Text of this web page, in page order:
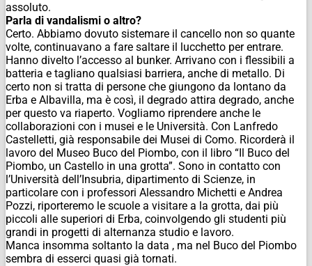
assoluto.
Parla di vandalismi o altro?
Certo. Abbiamo dovuto sistemare il cancello non so quante
volte, continuavano a fare saltare il lucchetto per entrare.
Hanno divelto l’accesso al bunker. Arrivano con i flessibili a
batteria e tagliano qualsiasi barriera, anche di metallo. Di
certo non si tratta di persone che giungono da lontano da
Erba e Albavilla, ma è così, il degrado attira degrado, anche
per questo va riaperto. Vogliamo riprendere anche le
collaborazioni con i musei e le Università. Con Lanfredo
Castelletti, già responsabile dei Musei di Como. Ricorderà il
lavoro del Museo Buco del Piombo, con il libro “Il Buco del
Piombo, un Castello in una grotta”. Sono in contatto con
l’Università dell’Insubria, dipartimento di Scienze, in
particolare con i professori Alessandro Michetti e Andrea
Pozzi, riporteremo le scuole a visitare a la grotta, dai più
piccoli alle superiori di Erba, coinvolgendo gli studenti più
grandi in progetti di alternanza studio e lavoro.
Manca insomma soltanto la data , ma nel Buco del Piombo
sembra di esserci quasi già tornati.